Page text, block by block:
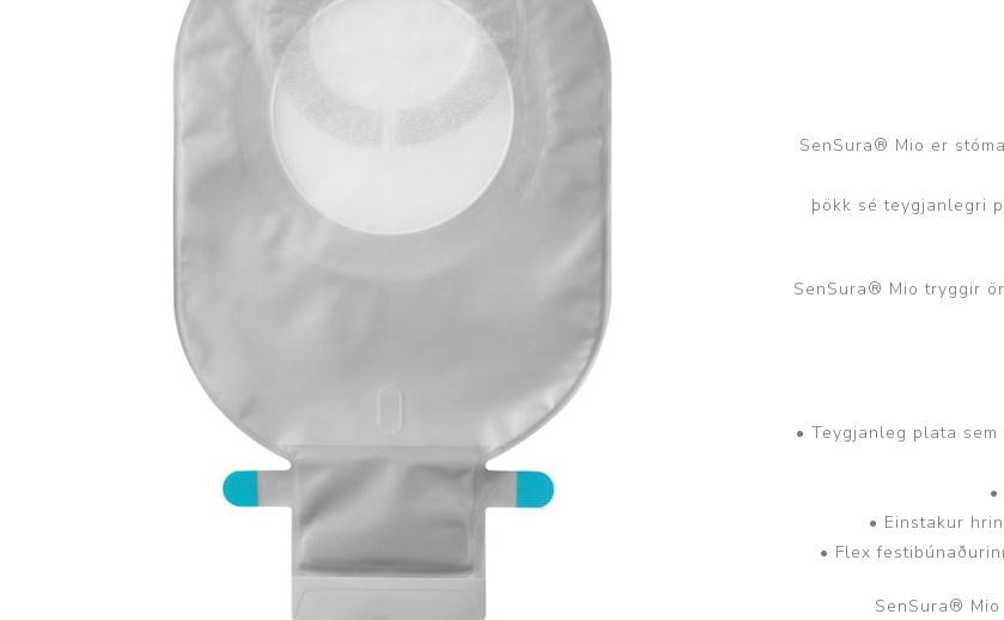
Stóma og
Stómavörur
SenSura® Mio er
þökk sé teygjanlegri
SenSura® Mio tryggir
• Teygjanleg plata
• Einstakur
• Flex
SenSura®